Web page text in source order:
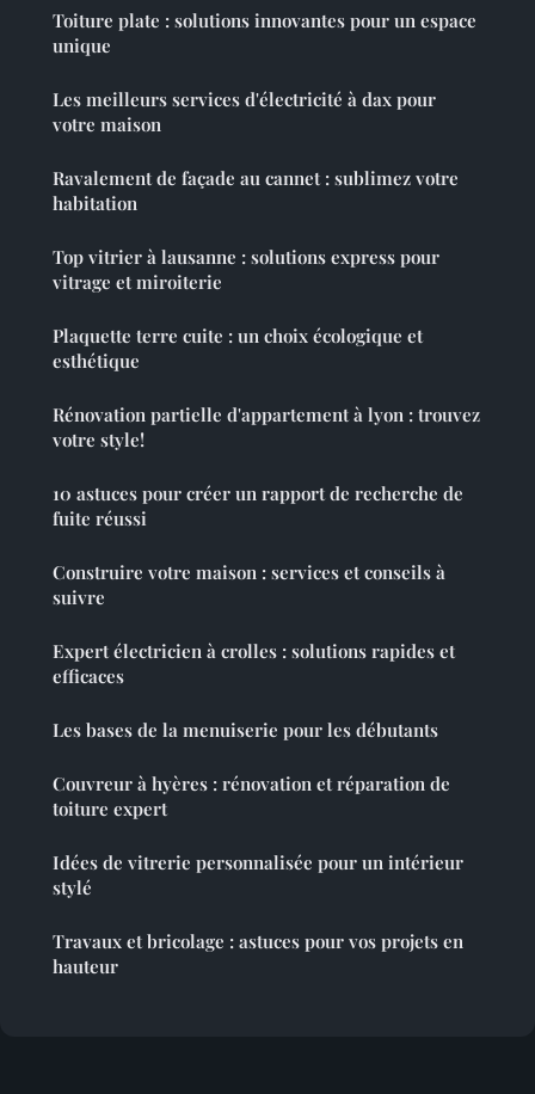
Toiture plate : solutions innovantes pour un espace
unique
Les meilleurs services d'électricité à dax pour
votre maison
Ravalement de façade au cannet : sublimez votre
habitation
Top vitrier à lausanne : solutions express pour
vitrage et miroiterie
Plaquette terre cuite : un choix écologique et
esthétique
Rénovation partielle d'appartement à lyon : trouvez
votre style!
10 astuces pour créer un rapport de recherche de
fuite réussi
Construire votre maison : services et conseils à
suivre
Expert électricien à crolles : solutions rapides et
efficaces
Les bases de la menuiserie pour les débutants
Couvreur à hyères : rénovation et réparation de
toiture expert
Idées de vitrerie personnalisée pour un intérieur
stylé
Travaux et bricolage : astuces pour vos projets en
hauteur